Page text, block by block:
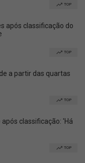
TOP
após classificação do
TOP
a partir das quartas
TOP
classificação: 'Há
TOP